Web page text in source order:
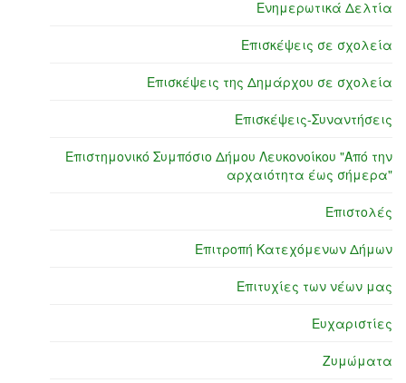
Ενημερωτικά Δελτία
Επισκέψεις σε σχολεία
Επισκέψεις της Δημάρχου σε σχολεία
Επισκέψεις-Συναντήσεις
Επιστημονικό Συμπόσιο Δήμου Λευκονοίκου "Από την
αρχαιότητα έως σήμερα"
Επιστολές
Επιτροπή Κατεχόμενων Δήμων
Επιτυχίες των νέων μας
Ευχαριστίες
Ζυμώματα